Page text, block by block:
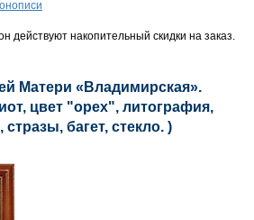
действуют накопительный скидки на заказ.
Матери «Владимирская».
цвет "орех", литография,
стразы, багет, стекло. )